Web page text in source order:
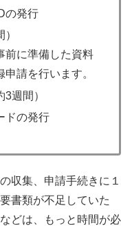
の発行
前に準備した資料
請を行います。
週間）
ドの発行
収集、申請手続きに１
書類が不足していた
どは、もっと時間が必